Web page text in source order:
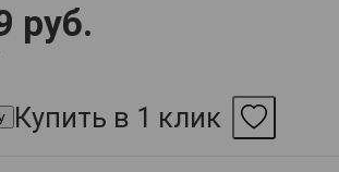
руб.
Купить в 1 клик